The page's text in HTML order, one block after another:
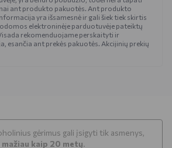
ant produkto pakuotės. Ant produkto
yra išsamesnė ir gali šiek tiek skirtis
elektroninėje parduotuvėje pateiktų
rekomenduojame perskaityti ir
esančia ant prekės pakuotės. Akcijinių prekių
gėrimus gali įsigyti tik asmenys,
mažiau kaip 20 metų.